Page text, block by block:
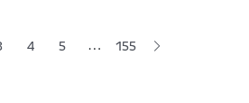
Lapa
4 Lapa
5 … 155